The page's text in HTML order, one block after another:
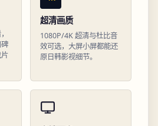
超清画质
1080P/4K 超清与杜比音
效可选，大屏小屏都能还
原日韩影视细节。